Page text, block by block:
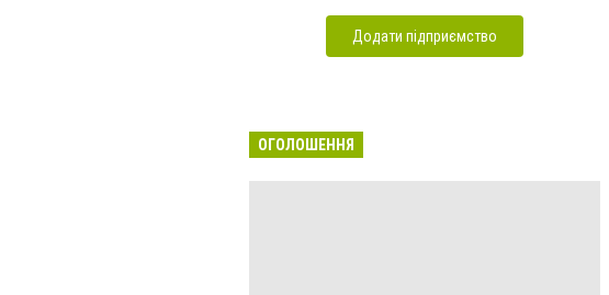
Додати підприємство
ОГОЛОШЕННЯ